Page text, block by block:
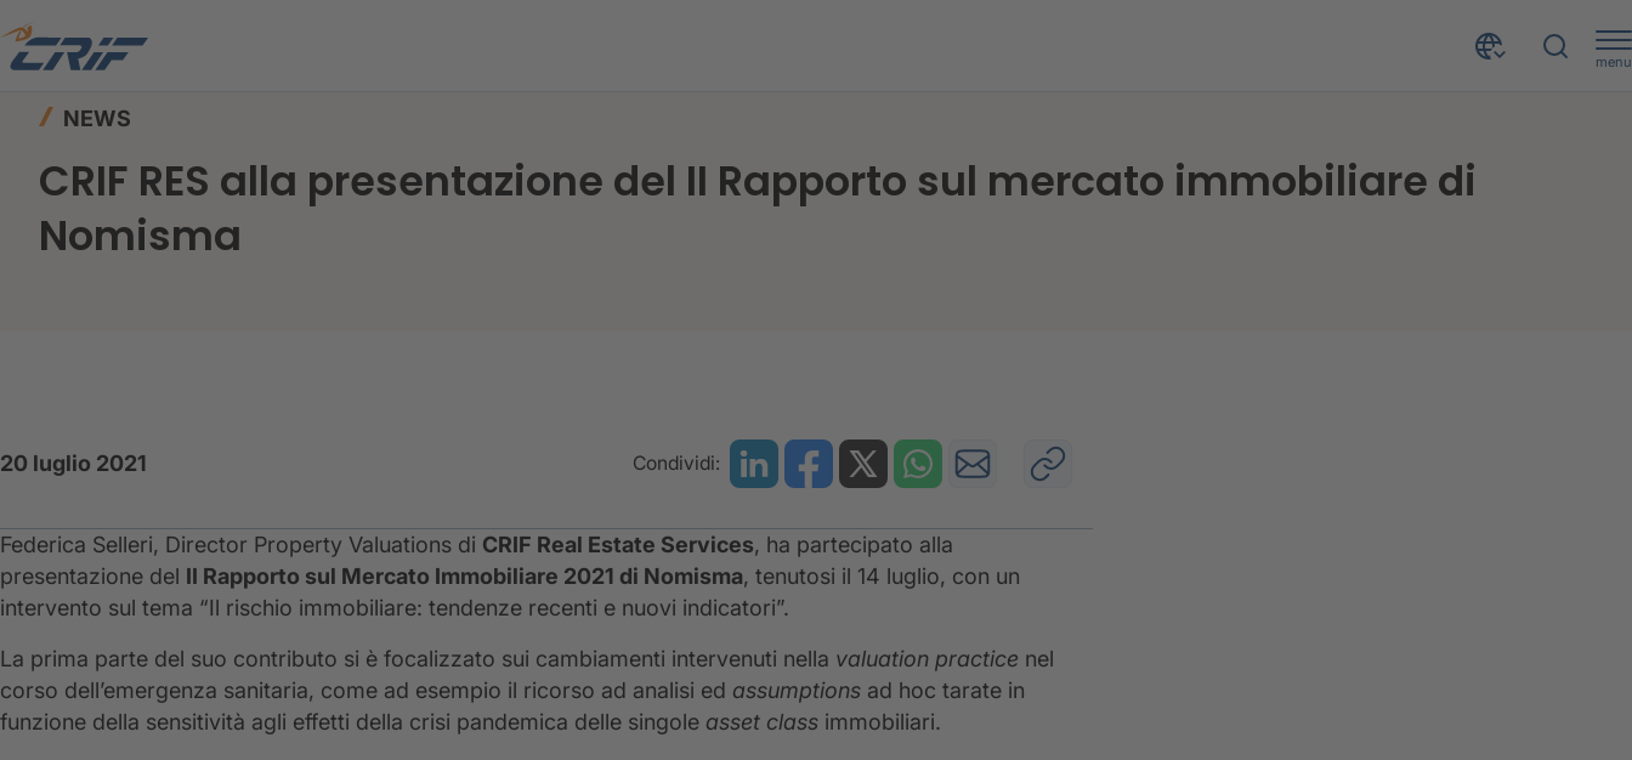
menu
Home
NEWS
CRIF RES alla presentazione del II Rapporto sul mercato immobiliare di
Nomisma
20 luglio 2021 Condividi:
Federica Selleri, Director Property Valuations di CRIF Real Estate Services, ha partecipato alla
presentazione del II Rapporto sul Mercato Immobiliare 2021 di Nomisma, tenutosi il 14 luglio, con un
intervento sul tema “Il rischio immobiliare: tendenze recenti e nuovi indicatori”.
La prima parte del suo contributo si è focalizzato sui cambiamenti intervenuti nella valuation practice nel
corso dell’emergenza sanitaria, come ad esempio il ricorso ad analisi ed assumptions ad hoc tarate in
funzione della sensitività agli effetti della crisi pandemica delle singole asset class immobiliari.